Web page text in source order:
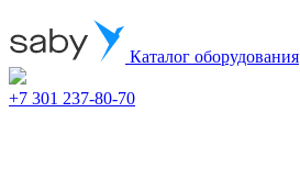
Каталог оборудования
+7 301 237-80-70